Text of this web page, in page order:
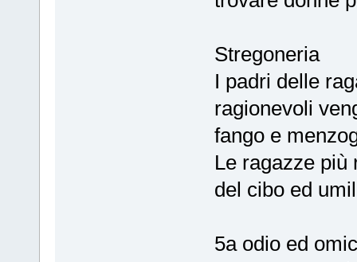
Stregoneria
I padri delle
ragionevoli
fango e
Le ragazze più
del cibo ed
5a odio ed